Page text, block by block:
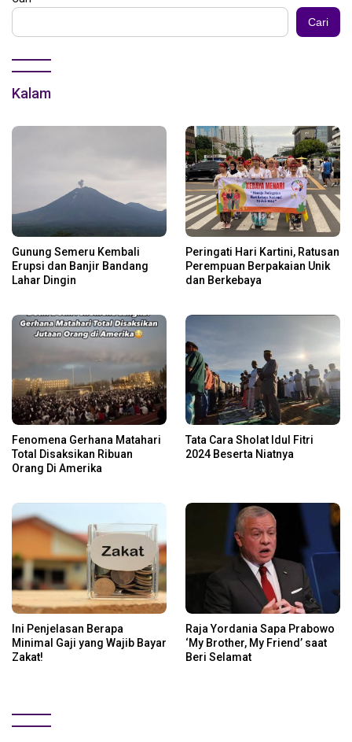
Cari
Kalam
Gunung Semeru Kembali
Erupsi dan Banjir Bandang
Lahar Dingin
Peringati Hari Kartini, Ratusan
Perempuan Berpakaian Unik
dan Berkebaya
Fenomena Gerhana Matahari
Total Disaksikan Ribuan
Orang Di Amerika
Tata Cara Sholat Idul Fitri
2024 Beserta Niatnya
Ini Penjelasan Berapa
Minimal Gaji yang Wajib Bayar
Zakat!
Raja Yordania Sapa Prabowo
‘My Brother, My Friend’ saat
Beri Selamat